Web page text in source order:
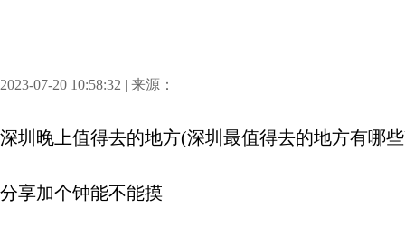
2023-07-20 10:58:32 | 来源：
深圳晚上值得去的地方(深圳最值得去的地方有哪
分享加个钟能不能摸